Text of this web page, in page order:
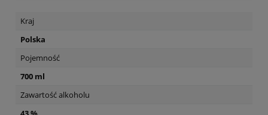
Kraj
Polska
Pojemność
700 ml
Zawartość alkoholu